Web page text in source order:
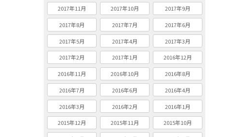
2017年11月 2017年10月 2017年9月
2017年8月 2017年7月 2017年6月
2017年5月 2017年4月 2017年3月
2017年2月 2017年1月 2016年12月
2016年11月 2016年10月 2016年8月
2016年7月 2016年6月 2016年4月
2016年3月 2016年2月 2016年1月
2015年12月 2015年11月 2015年10月